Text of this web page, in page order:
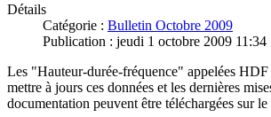
Détails
Catégorie : Bulletin Octobre 2009
Publication : jeudi 1 octobre 2009 11:34
Les "Hauteur-durée-fréquence" appelées
mettre à jours ces données et les dernières
documentation peuvent être téléchargées sur